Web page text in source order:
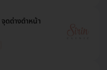
ดด่างดำหน้า